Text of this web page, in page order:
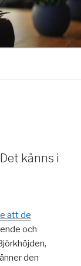
känns i
att de
och
den